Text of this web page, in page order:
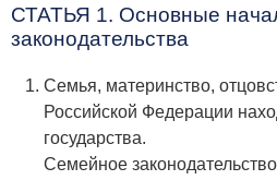
СТАТЬЯ 1. Основные
законодательства
Семья, материнство,
Российской Федерации
государства.
Семейное